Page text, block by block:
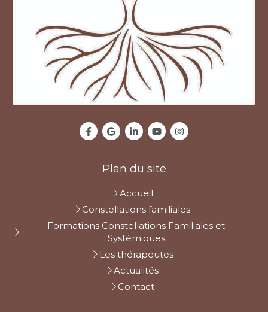
Plan du site
Accueil
Constellations familiales
Formations Constellations Familiales et
Systémiques
Les thérapeutes
Actualités
Contact